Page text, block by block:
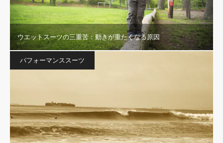
ウエットスーツの三重苦：動きが重たくなる原因
パフォーマンススーツ